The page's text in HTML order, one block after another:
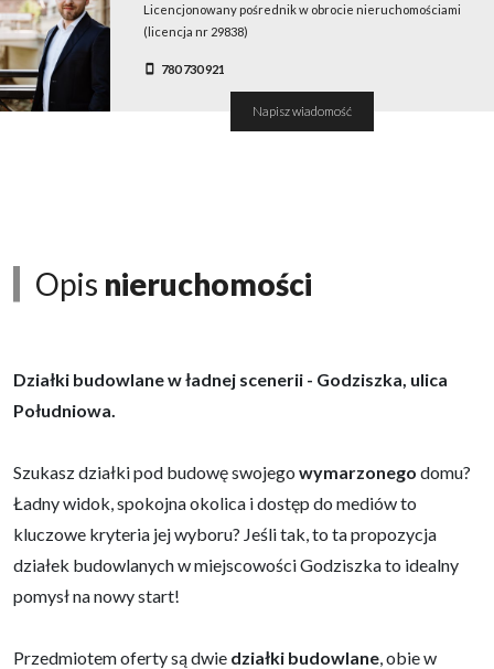
Licencjonowany pośrednik w obrocie nieruchomościami
(licencja nr 29838)
780 730 921
Napisz wiadomość
Opis nieruchomości
Działki budowlane w ładnej scenerii - Godziszka, ulica
Południowa.
Szukasz działki pod budowę swojego wymarzonego domu?
Ładny widok, spokojna okolica i dostęp do mediów to
kluczowe kryteria jej wyboru? Jeśli tak, to ta propozycja
działek budowlanych w miejscowości Godziszka to idealny
pomysł na nowy start!
Przedmiotem oferty są dwie działki budowlane , obie w